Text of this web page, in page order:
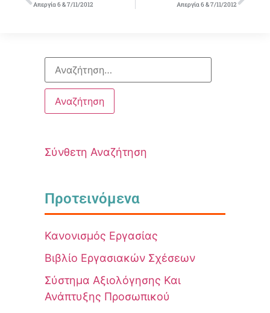
Απεργία 6 & 7/11/2012 Απεργία 6 & 7/11/2012
Σύνθετη Αναζήτηση
Προτεινόμενα
Κανονισμός Εργασίας
Βιβλίο Εργασιακών Σχέσεων
Σύστημα Αξιολόγησης Και
Ανάπτυξης Προσωπικού